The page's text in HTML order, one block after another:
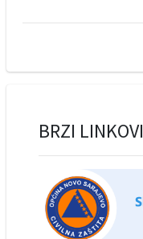
BRZI LINKOVI